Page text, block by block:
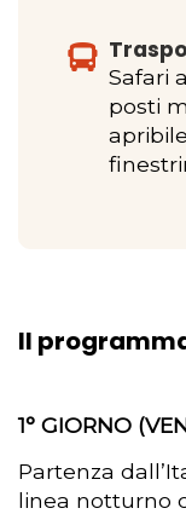
Safari
posti
Il
1° GIORNO
Partenza
linea notturno